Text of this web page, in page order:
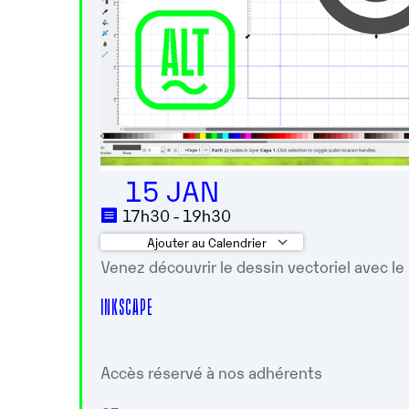
15 JAN
17h30 - 19h30
Ajouter au Calendrier
Télécharger ICS Calendrier
Venez découvrir le dessin vectoriel avec le
INKSCAPE
Accès réservé à nos adhérents